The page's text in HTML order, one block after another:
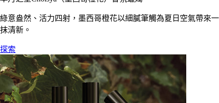
綠意盎然、活力四射，墨西哥橙花以細膩筆觸為夏日空氣帶來一
抹清新。
探索